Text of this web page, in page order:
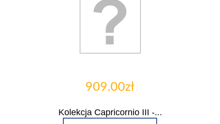
909.00zł
Kolekcja Capricornio III -...